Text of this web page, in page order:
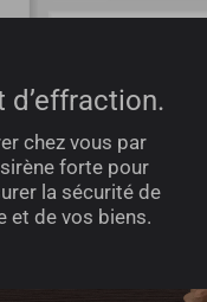
chez vous par
forte pour
la sécurité de
et de vos biens.